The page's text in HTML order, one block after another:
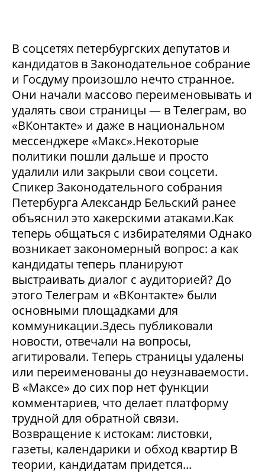
В соцсетях петербургских депутатов и
кандидатов в Законодательное собрание
и Госдуму произошло нечто странное.
Они начали массово переименовывать и
удалять свои страницы — в Телеграм, во
«ВКонтакте» и даже в национальном
мессенджере «Макс».Некоторые
политики пошли дальше и просто
удалили или закрыли свои соцсети.
Спикер Законодательного собрания
Петербурга Александр Бельский ранее
объяснил это хакерскими атаками.Как
теперь общаться с избирателями Однако
возникает закономерный вопрос: а как
кандидаты теперь планируют
выстраивать диалог с аудиторией? До
этого Телеграм и «ВКонтакте» были
основными площадками для
коммуникации.Здесь публиковали
новости, отвечали на вопросы,
агитировали. Теперь страницы удалены
или переименованы до неузнаваемости.
В «Максе» до сих пор нет функции
комментариев, что делает платформу
трудной для обратной связи.
Возвращение к истокам: листовки,
газеты, календарики и обход квартир В
теории, кандидатам придется...